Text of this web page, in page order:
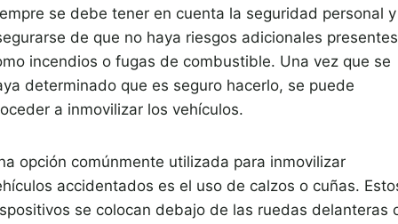
se debe tener en cuenta la seguridad personal y
de que no haya riesgos adicionales
incendios o fugas de combustible. Una vez que se
determinado que es seguro hacerlo, se puede
a inmovilizar los vehículos.
opción comúnmente utilizada para inmovilizar
accidentados es el uso de calzos o cuñas.
se colocan debajo de las ruedas delanteras